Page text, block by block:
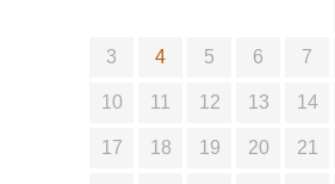
3 4 5 6 7
10 11 12 13 14
17 18 19 20 21